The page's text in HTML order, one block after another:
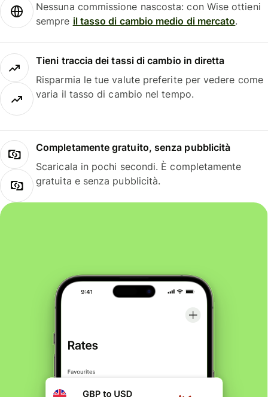
Nessuna commissione nascosta: con Wise ottieni
sempre il tasso di cambio medio di mercato.
Tieni traccia dei tassi di cambio in diretta
Risparmia le tue valute preferite per vedere come
varia il tasso di cambio nel tempo.
Completamente gratuito, senza pubblicità
Scaricala in pochi secondi. È completamente
gratuita e senza pubblicità.